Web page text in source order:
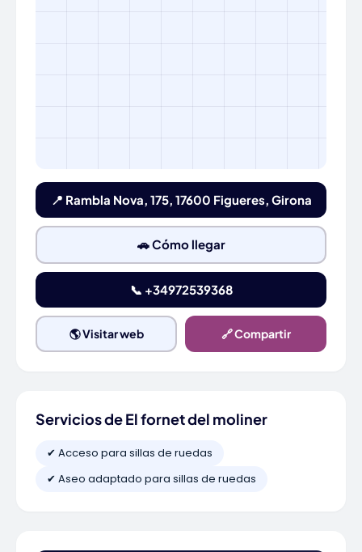
📍 Rambla Nova, 175, 17600 Figueres, Girona
🚗 Cómo llegar
📞 +34972539368
🌎 Visitar web 🔗 Compartir
Servicios de El fornet del moliner
✔ Acceso para sillas de ruedas
✔ Aseo adaptado para sillas de ruedas